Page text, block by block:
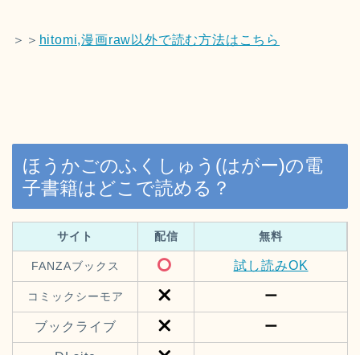
＞＞ hitomi,漫画raw以外で読む方法はこちら
ほうかごのふくしゅう(はがー)の電
子書籍はどこで読める？
サイト 配信 無料
FANZAブックス 試し読みOK
コミックシーモア ー
ブックライブ ー